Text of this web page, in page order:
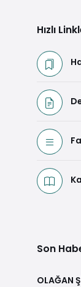
Hızlı
Son
OLAĞAN